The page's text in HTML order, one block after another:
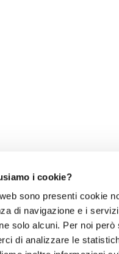
i cookie?
sono presenti cookie
di navigazione e i
solo alcuni. Per noi
di analizzare le